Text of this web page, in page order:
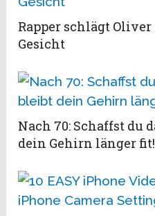
Rapper schlägt
Gesicht
Nach 70: Schaffst du
dein Gehirn länger fit!